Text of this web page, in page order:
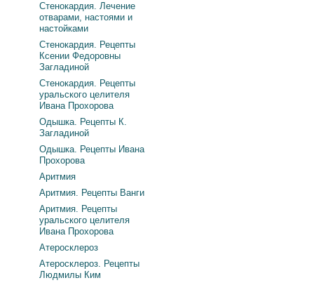
Стенокардия. Лечение
отварами, настоями и
настойками
Стенокардия. Рецепты
Ксении Федоровны
Загладиной
Стенокардия. Рецепты
уральского целителя
Ивана Прохорова
Одышка. Рецепты К.
Загладиной
Одышка. Рецепты Ивана
Прохорова
Аритмия
Аритмия. Рецепты Ванги
Аритмия. Рецепты
уральского целителя
Ивана Прохорова
Атеросклероз
Атеросклероз. Рецепты
Людмилы Ким